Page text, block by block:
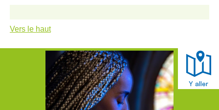
Vers le haut
Y aller